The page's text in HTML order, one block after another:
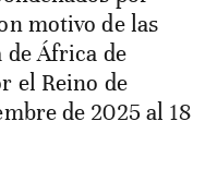
motivo de las
de África de
el Reino de
de 2025 al 18